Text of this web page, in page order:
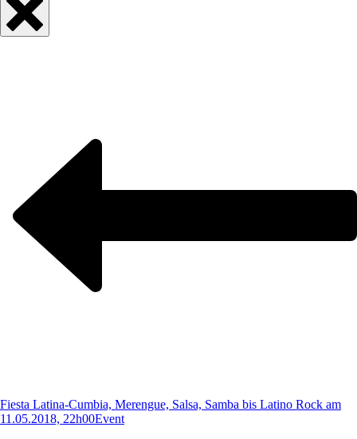
Fiesta Latina-Cumbia, Merengue, Salsa, Samba bis Latino Rock am
11.05.2018, 22h00Event